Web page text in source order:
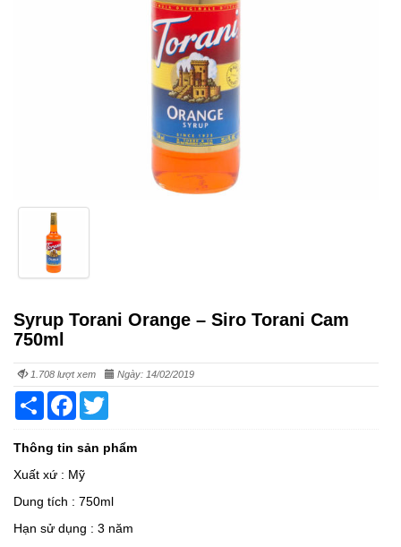
Syrup Torani Orange – Siro Torani Cam
750ml
1.708 lượt xem Ngày: 14/02/2019
Share Facebook
Thông tin sản phẩm
Xuất xứ : Mỹ
Dung tích : 750ml
Hạn sử dụng : 3 năm